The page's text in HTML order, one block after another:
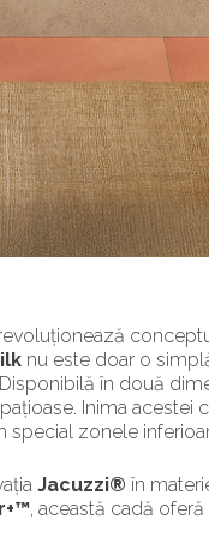
nu este doar o
în două
Inima acestei
special zonele
Jacuzzi® în
, această cadă